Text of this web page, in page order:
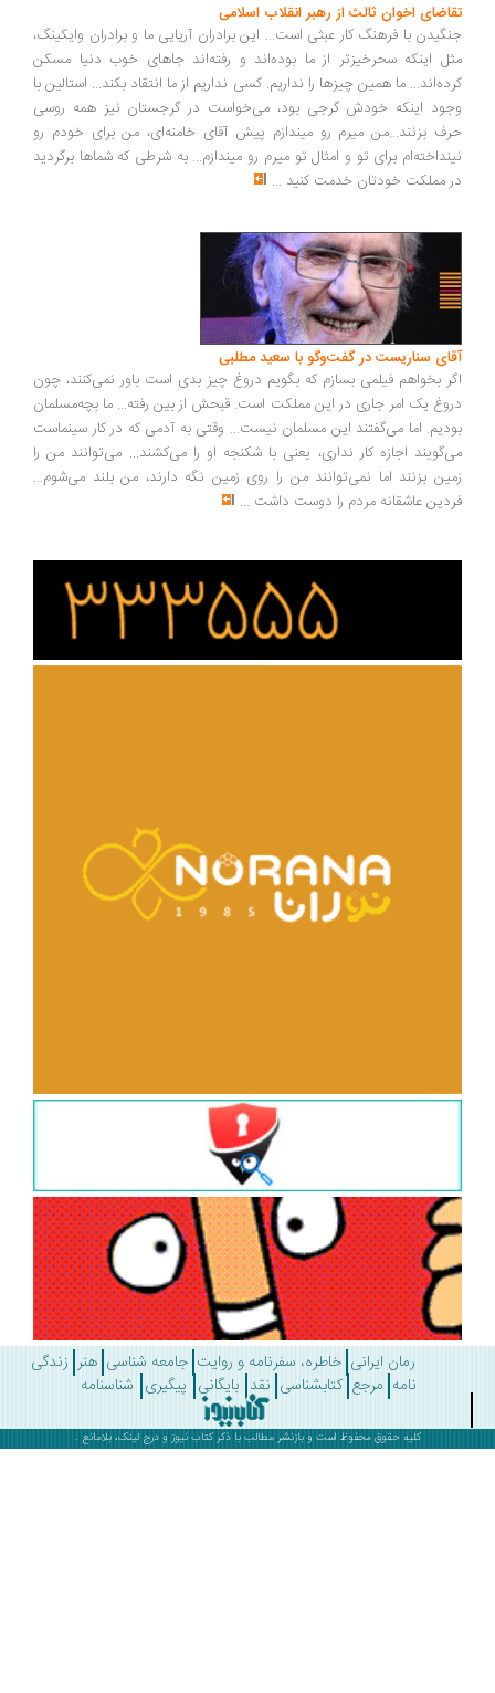
اخوان ثالث از رهبر انقلاب اسلامی
با فرهنگ کار عبثی است... این برادران آریایی ما و برادران وایکینگ،
اینکه سحرخیزتر از ما بوده‌اند و رفته‌اند جاهای خوب دنیا مسکن
ما همین چیزها را نداریم. کسی نداریم از ما انتقاد بکند... استالین با
اینکه خودش گرجی بود، می‌خواست در گرجستان نیز همه روسی
بزنند...من میرم رو میندازم پیش آقای خامنه‌ای، من برای خودم رو
برای تو و امثال تو میرم رو میندازم... به شرطی که شماها برگردید
مملکت خودتان خدمت کنید...
سناریست در گفت‌وگو با سعید مطلبی
بخواهم فیلمی بسازم که بگویم دروغ چیز بدی است باور نمی‌کنند، چون
یک امر جاری در این مملکت است. قبحش از بین رفته... ما بچه‌مسلمان
اما می‌گفتند این مسلمان نیست... وقتی به آدمی که در کار سینماست
اجازه کار نداری، یعنی با شکنجه او را می‌کشند... می‌توانند من را
بزنند اما نمی‌توانند من را روی زمین نگه دارند، من بلند می‌شوم...
عاشقانه مردم را دوست داشت ...
رمان ایرانی خاطره، سفرنامه و روایت جامعه شناسی هنر زندگی
مرجع کتابشناسی نقد بایگانی پیگیری شناسنامه
کلیه حقوق محفوظ است و بازنشر مطالب با ذکرکتاب نیوزو درج لینک، بلامانع .